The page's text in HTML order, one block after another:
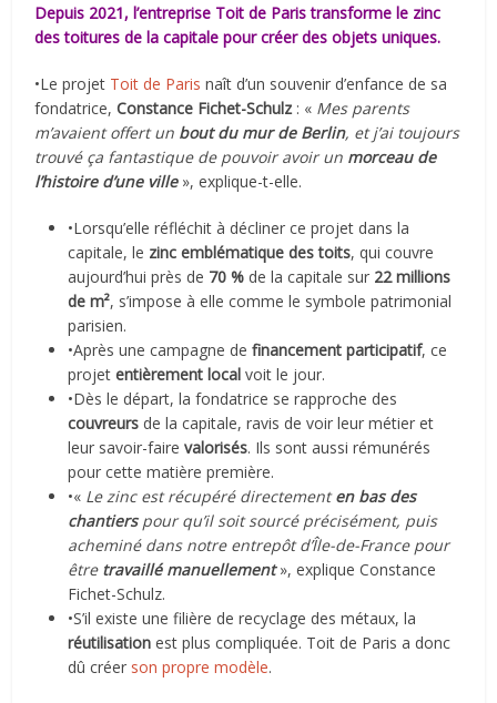
Depuis 2021, l’entreprise Toit de Paris transforme le zinc
des toitures de la capitale pour créer des objets uniques.
•Le projet Toit de Paris naît d’un souvenir d’enfance de sa
fondatrice,Constance Fichet-Schulz: « Mes parents
m’avaient offert un bout du mur de Berlin, et j’ai toujours
trouvé ça fantastique de pouvoir avoir un morceau de
l’histoire d’une ville », explique-t-elle.
•Lorsqu’elle réfléchit à décliner ce projet dans la
capitale, le zinc emblématique des toits, qui couvre
aujourd’hui près de 70 % de la capitale sur 22 millions
de m², s’impose à elle comme le symbole patrimonial
parisien.
•Après une campagne definancement participatif, ce
projetentièrement localvoit le jour.
•Dès le départ, la fondatrice se rapproche des
couvreurs de la capitale, ravis de voir leur métier et
leur savoir-fairevalorisés. Ils sont aussi rémunérés
pour cette matière première.
•« Le zinc est récupéré directementen bas des
chantierspour qu’il soit sourcé précisément, puis
acheminé dans notre entrepôt d’Île-de-France pour
être travaillé manuellement», explique Constance
Fichet-Schulz.
•S’il existe une filière de recyclage des métaux, la
réutilisation est plus compliquée. Toit de Paris a donc
dû créer son propre modèle.